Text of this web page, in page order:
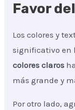
Favor
Los colores y
significativo en
colores claros
más grande y
Por otro lado,